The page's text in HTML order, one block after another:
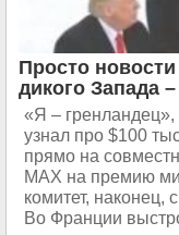
Просто
дикого Запада
«Я – гренландец»,
узнал про $100
прямо на
MAX на премию
комитет, наконец,
Во Франции